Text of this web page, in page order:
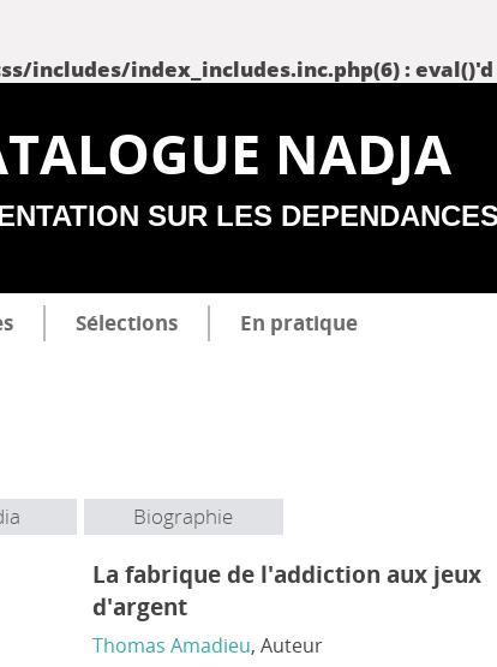
includes/index_includes.inc.php(6) : eval()'d
NADJA
SUR LES DEPENDANCES
Sélections En pratique
Biographie
La fabrique de l'addiction aux jeux
d'argent
Thomas Amadieu, Auteur